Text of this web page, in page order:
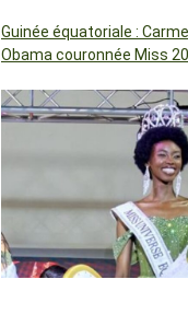
Guinée équatoriale :
Obama couronnée Miss